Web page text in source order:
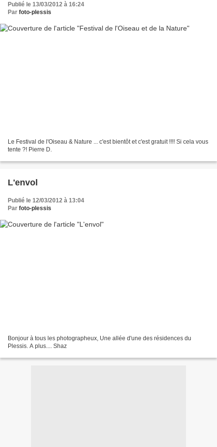
Publié le 13/03/2012 à 16:24
Par foto-plessis
Le Festival de l'Oiseau & Nature ... c'est bientôt et c'est gratuit !!!! Si cela vous
tente ?! Pierre D.
L'envol
Publié le 12/03/2012 à 13:04
Par foto-plessis
Bonjour à tous les photographeux, Une allée d'une des résidences du
Plessis. A plus.... Shaz